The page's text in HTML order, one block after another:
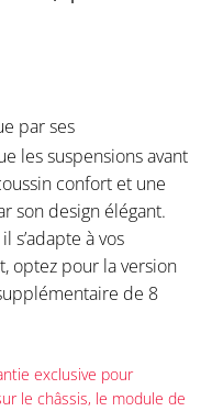
par ses
les suspensions avant
confort et une
son design élégant.
s’adapte à vos
optez pour la version
de 8
exclusive pour
le châssis, le module de